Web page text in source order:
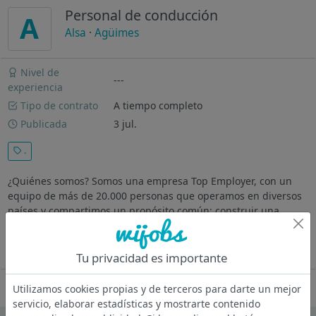
A Personal de conducción
Alsa ·Agüimes
Nivel de
experiencia
---
Tipo de contrato
A tiempo completo
Publicada
3 jul.
.
¿Quiénes somos? Somos una empresa Top Employer, con un
equipo de más de 20.000 personas que operamos en diversos
países y compartimos un propósito común: construir una
movilidad sostenible, multimodal y conectada. Llevamos más
de 100 años movilizando...
Oferta desactivada
Tu privacidad es importante
Utilizamos cookies propias y de terceros para darte un mejor
servicio, elaborar estadísticas y mostrarte contenido